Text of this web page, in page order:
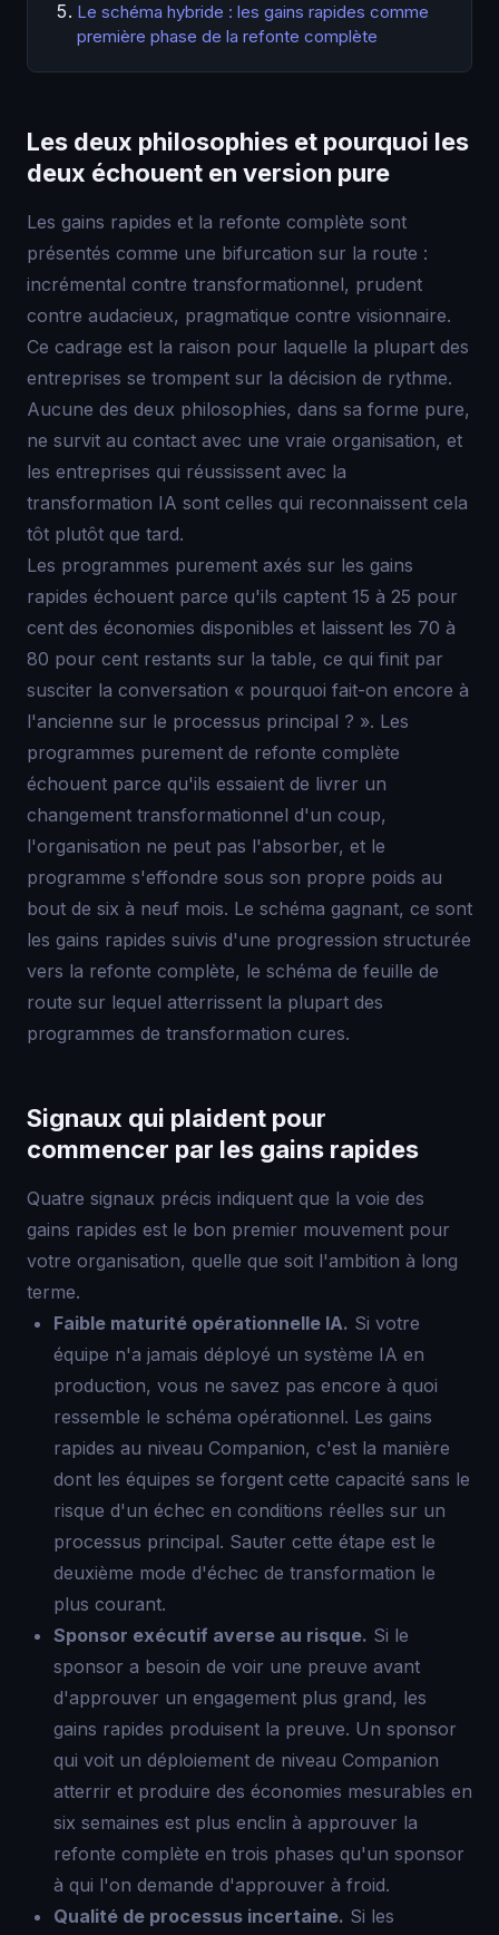
Le schéma hybride : les gains rapides comme
première phase de la refonte complète
Les deux philosophies et pourquoi les
deux échouent en version pure
Les gains rapides et la refonte complète sont
présentés comme une bifurcation sur la route :
incrémental contre transformationnel, prudent
contre audacieux, pragmatique contre visionnaire.
Ce cadrage est la raison pour laquelle la plupart des
entreprises se trompent sur la décision de rythme.
Aucune des deux philosophies, dans sa forme pure,
ne survit au contact avec une vraie organisation, et
les entreprises qui réussissent avec la
transformation IA sont celles qui reconnaissent cela
tôt plutôt que tard.
Les programmes purement axés sur les gains
rapides échouent parce qu'ils captent 15 à 25 pour
cent des économies disponibles et laissent les 70 à
80 pour cent restants sur la table, ce qui finit par
susciter la conversation « pourquoi fait-on encore à
l'ancienne sur le processus principal ? ». Les
programmes purement de refonte complète
échouent parce qu'ils essaient de livrer un
changement transformationnel d'un coup,
l'organisation ne peut pas l'absorber, et le
programme s'effondre sous son propre poids au
bout de six à neuf mois. Le schéma gagnant, ce sont
les gains rapides suivis d'une progression structurée
vers la refonte complète, le schéma de feuille de
route sur lequel atterrissent la plupart des
programmes de transformation cures.
Signaux qui plaident pour
commencer par les gains rapides
Quatre signaux précis indiquent que la voie des
gains rapides est le bon premier mouvement pour
votre organisation, quelle que soit l'ambition à long
terme.
Faible maturité opérationnelle IA. Si votre
équipe n'a jamais déployé un système IA en
production, vous ne savez pas encore à quoi
ressemble le schéma opérationnel. Les gains
rapides au niveau Companion, c'est la manière
dont les équipes se forgent cette capacité sans le
risque d'un échec en conditions réelles sur un
processus principal. Sauter cette étape est le
deuxième mode d'échec de transformation le
plus courant.
Sponsor exécutif averse au risque. Si le
sponsor a besoin de voir une preuve avant
d'approuver un engagement plus grand, les
gains rapides produisent la preuve. Un sponsor
qui voit un déploiement de niveau Companion
atterrir et produire des économies mesurables en
six semaines est plus enclin à approuver la
refonte complète en trois phases qu'un sponsor
à qui l'on demande d'approuver à froid.
Qualité de processus incertaine. Si les